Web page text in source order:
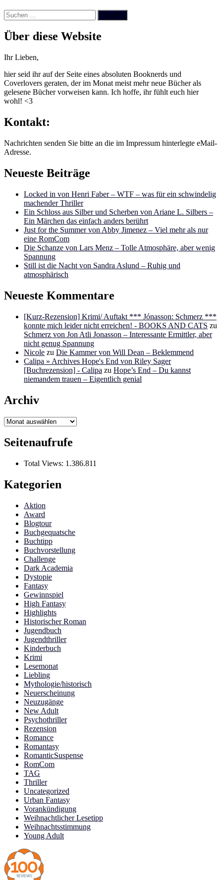
Suchen
nach:
Über diese Website
Ihr Lieben,
hier seid ihr auf der Seite eines absoluten Booknerds und
Coverlovers geraten, der im Monat meist mehr neue Bücher als
gelesene Bücher vorweisen kann. Ich hoffe, ihr fühlt euch hier
wohl! <3
Kontakt:
Nachrichten senden Sie bitte an die im Impressum hinterlegte eMail-
Adresse.
Neueste Beiträge
Locked in von Henri Faber – WTF – was für ein schwindelig
machender Thriller
Ein Schloss aus Silber und Scherben von Ariane L. Silbers –
Ein Märchen das einfach anders berührt
Just for the Summer von Abby Jimenez – Viel mehr als nur
eine RomCom
Die Schanze von Lars Menz – Tolle Atmosphäre, aber wenig
Spannung
Still ist die Nacht von Sandra Aslund – Ruhig und
atmosphärisch
Neueste Kommentare
[Kurz-Rezension] Krimi/ Auftakt *** Jónasson: Schmerz ***
konnte mich leider nicht erreichen! - BOOKS AND CATS zu
Schmerz von Jon Atli Jonasson – Interessante Ermittler, aber
nicht genug Spannung
Nicole zu Die Kammer von Will Dean – Beklemmend
Calipa » Archives Hope's End von Riley Sager
[Buchrezension] - Calipa zu Hope’s End – Du kannst
niemandem trauen – Eigentlich genial
Archiv
Archiv
Seitenaufrufe
Total Views: 1.386.811
Kategorien
Aktion
Award
Blogtour
Buchgequatsche
Buchtipp
Buchvorstellung
Challenge
Dark Academia
Dystopie
Fantasy
Gewinnspiel
High Fantasy
Highlights
Historischer Roman
Jugendbuch
Jugendthriller
Kinderbuch
Krimi
Lesemonat
Liebling
Mythologie/historisch
Neuerscheinung
Neuzugänge
New Adult
Psychothriller
Rezension
Romance
Romantasy
RomanticSuspense
RomCom
TAG
Thriller
Uncategorized
Urban Fantasy
Vorankündigung
Weihnachtlicher Lesetipp
Weihnachtsstimmung
Young Adult